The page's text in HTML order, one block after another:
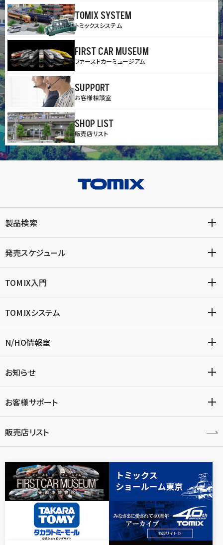
TOMIX SYSTEM
トミックスシステム
FIRST CAR MUSEUM
ファーストカーミュージアム
SUPPORT
お客様相談室
SHOP LIST
販売店リスト
製品検索
発売スケジュール
TOMIX入門
TOMIXシステム
N/HO情報室
お知らせ
お客様サポート
販売店リスト